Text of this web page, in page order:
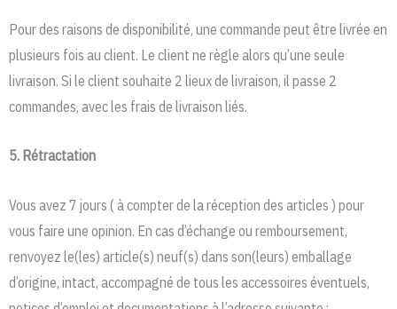
Pour des raisons de disponibilité, une commande peut être livrée en
plusieurs fois au client. Le client ne règle alors qu’une seule
livraison. Si le client souhaite 2 lieux de livraison, il passe 2
commandes, avec les frais de livraison liés.
5. Rétractation
Vous avez 7 jours ( à compter de la réception des articles ) pour
vous faire une opinion. En cas d’échange ou remboursement,
renvoyez le(les) article(s) neuf(s) dans son(leurs) emballage
d’origine, intact, accompagné de tous les accessoires éventuels,